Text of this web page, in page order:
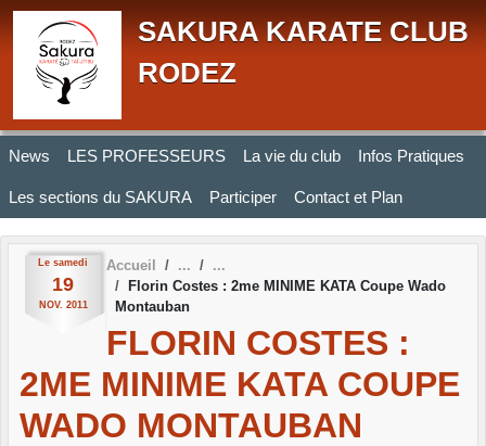
SAKURA KARATE CLUB
RODEZ
News LES PROFESSEURS La vie du club Infos Pratiques
Les sections du SAKURA Participer Contact et Plan
Le samedi
19
NOV. 2011
Accueil
Florin Costes : 2me MINIME KATA Coupe Wado
Montauban
FLORIN COSTES :
2ME MINIME KATA COUPE
WADO MONTAUBAN
Panneau de gestion des cookies